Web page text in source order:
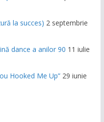
la succes) 2 septembrie
dance a anilor 90 11 iulie
Hooked Me Up” 29 iunie